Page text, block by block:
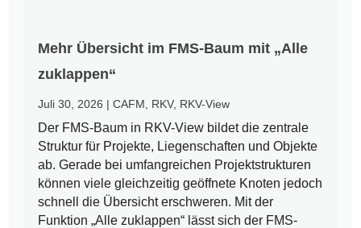
Mehr Übersicht im FMS-Baum mit „Alle
zuklappen“
Juli 30, 2026 |CAFM RKV, RKV-View
Der FMS-Baum in RKV-View bildet die zentrale
Struktur für Projekte, Liegenschaften und Objekte
ab. Gerade bei umfangreichen Projektstrukturen
können viele gleichzeitig geöffnete Knoten jedoch
schnell die Übersicht erschweren. Mit der
Funktion „Alle zuklappen“ lässt sich der FMS-